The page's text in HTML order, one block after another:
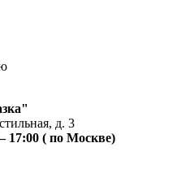
д. 3
17:00 ( по Москве)